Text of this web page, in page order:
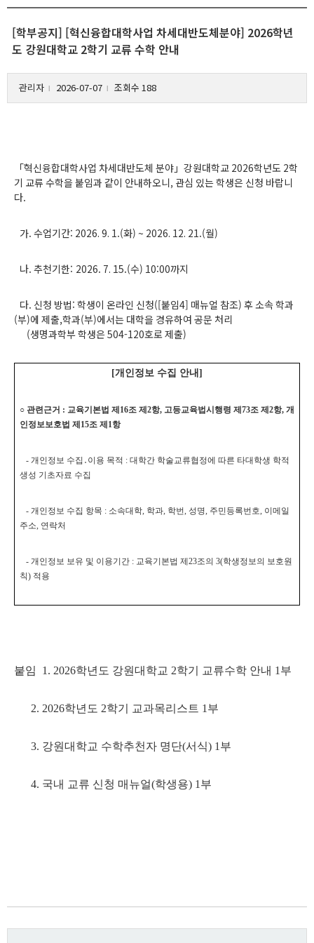
[학부공지] [혁신융합대학사업 차세대반도체분야] 2026학년
도 강원대학교 2학기 교류 수학 안내
관리자 l 2026-07-07 l 조회수 188
「혁신융합대학사업 차세대반도체 분야」강원대학교 2026학년도 2학
기 교류 수학을 붙임과 같이 안내하오니, 관심 있는 학생은 신청 바랍니
다.
가. 수업기간: 2026. 9. 1.(화) ~ 2026. 12. 21.(월)
나. 추천기한: 2026. 7. 15.(수) 10:00까지
다. 신청 방법: 학생이 온라인 신청([붙임4] 매뉴얼 참조) 후 소속 학과
(부)에 제출,학과(부)에서는 대학을 경유하여 공문 처리
(생명과학부 학생은 504-120호로 제출)
[개인정보 수집 안내]
○ 관련근거 : 교육기본법 제16조 제2항, 고등교육법시행령 제73조 제2항, 개
인정보보호법 제15조 제1항
- 개인정보 수집․이용 목적 : 대학간 학술교류협정에 따른 타대학생 학적
생성 기초자료 수집
- 개인정보 수집 항목 : 소속대학, 학과, 학번, 성명, 주민등록번호, 이메일
주소, 연락처
- 개인정보 보유 및 이용기간 : 교육기본법 제23조의 3(학생정보의 보호원
칙) 적용
붙임 1. 2026학년도 강원대학교 2학기 교류수학 안내 1부
2. 2026학년도 2학기 교과목리스트 1부
3. 강원대학교 수학추천자 명단(서식) 1부
4. 국내 교류 신청 매뉴얼(학생용) 1부